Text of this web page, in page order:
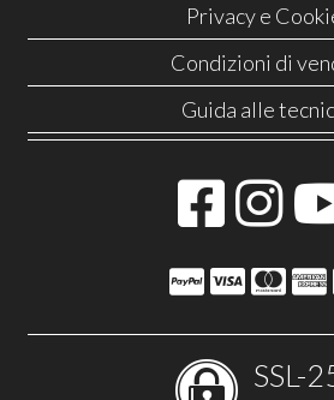
Privacy e
Condizioni di
Guida alle
SSL-